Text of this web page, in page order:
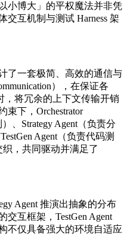
小博大」的平权魔法并非凭
交互机制与测试 Harness 架
了一套极简、高效的通信与
），在保证各
，将冗余的上下文传输开销
束下，Orchestrator
、Strategy Agent（负责分
Agent（负责代码测
织，共同驱动并满足了
Agent 推演出抽象的分布
互框架，TestGen Agent
不仅具备强大的环境自适应